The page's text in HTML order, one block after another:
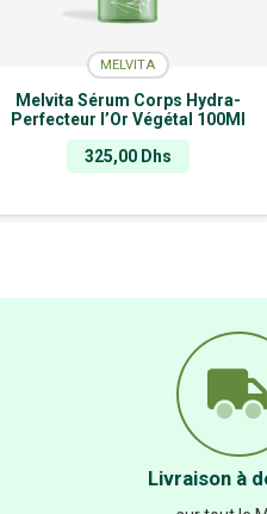
MELVITA
Melvita Sérum Corps Hydra-
Perfecteur l’Or Végétal 100Ml
325,00 Dhs
Livraison à